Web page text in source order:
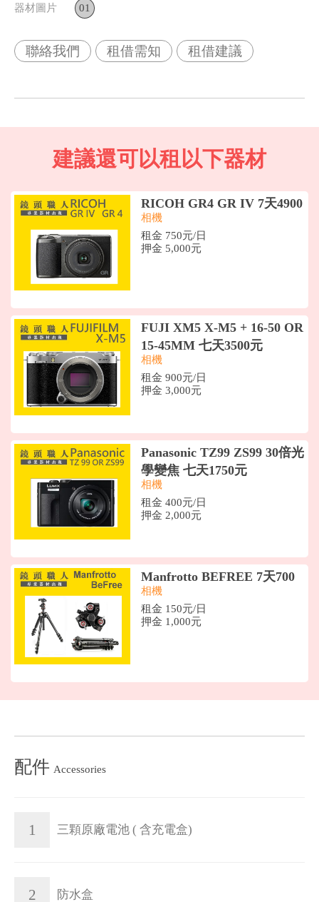
器材圖片 01
聯絡我們 租借需知 租借建議
建議還可以租以下器材
RICOH GR4 GR IV 7天4900
相機
租金 750元/日
押金 5,000元
FUJI XM5 X-M5 + 16-50 OR
15-45MM 七天3500元
相機
租金 900元/日
押金 3,000元
Panasonic TZ99 ZS99 30倍光
學變焦 七天1750元
相機
租金 400元/日
押金 2,000元
Manfrotto BEFREE 7天700
相機
租金 150元/日
押金 1,000元
配件 Accessories
1 三顆原廠電池 ( 含充電盒)
2 防水盒